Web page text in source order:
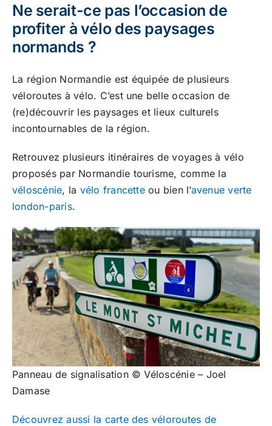
Ne serait-ce pas l’occasion de
profiter à vélo des paysages
normands ?
La région Normandie est équipée de plusieurs
véloroutes à vélo. C’est une belle occasion de
(re)découvrir les paysages et lieux culturels
incontournables de la région.
Retrouvez plusieurs itinéraires de voyages à vélo
proposés par Normandie tourisme, comme la
véloscénie, la vélo francetteou bien l’avenue verte
london-paris.
Panneau de signalisation © Véloscénie – Joel
Damase
Découvrez aussi la carte des véloroutes de